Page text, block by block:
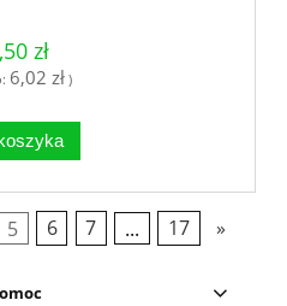
zł
6,02 zł)
5 6 7 ... 17 »